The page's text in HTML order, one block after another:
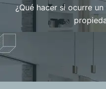
¿Qué hacer si ocurre